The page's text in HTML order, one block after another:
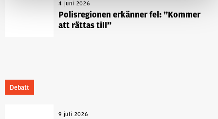
4 juni 2026
Polisregionen erkänner fel: ”Kommer
att rättas till”
Debatt
9 juli 2026